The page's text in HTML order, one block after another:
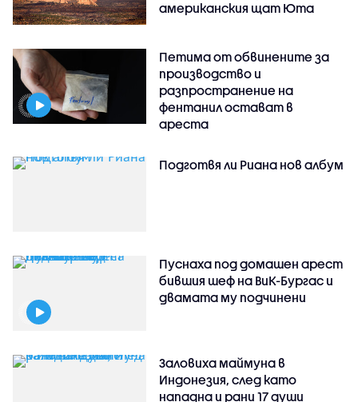
американския щат Юта
Петима от обвинените за
производство и
разпространение на
фентанил остават в
ареста
Подготвя ли Риана нов албум
Пуснаха под домашен арест
бившия шеф на ВиК-Бургас и
двамата му подчинени
Заловиха маймуна в
Индонезия, след като
нападна и рани 17 души